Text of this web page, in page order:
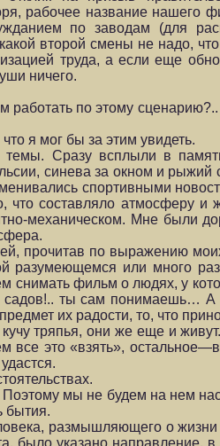
рабочее название нашего
по заводам (для
второй смены не надо,
труда, а если еще
ничего.
по этому
я мог бы за этим увидеть.
темы. Сразу всплыли в
синева за окном и
спортивными
составляло атмосферу и
механическом. Мне были
прочитав по выражению
разумеющемся или много
снимать фильм о людях, у
садов!.. ты сам
их радости, то, что
тряпья, они же еще и
это «взять»,
мы не будем на нем
бытия.
размышляющего о
было указано направление,